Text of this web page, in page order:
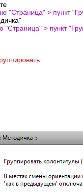
"Страница" > пункт "
> пункт "